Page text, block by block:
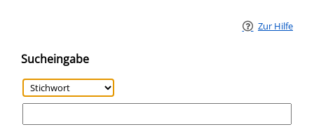
Zur Hilfe
Sucheingabe